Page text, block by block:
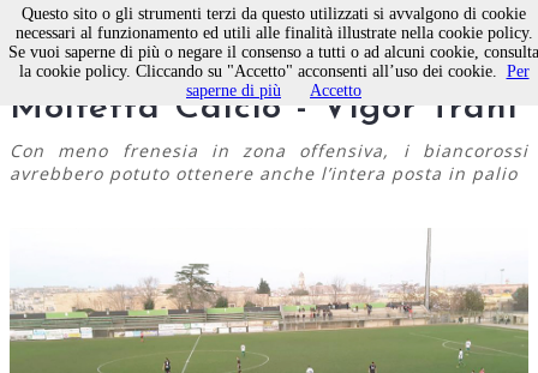
Termina 0-0 il derby
Molfetta Calcio - Vigor Trani
Con meno frenesia in zona offensiva, i biancorossi
avrebbero potuto ottenere anche l’intera posta in palio
Questo sito o gli strumenti terzi da questo utilizzati si avvalgono di cookie
necessari al funzionamento ed utili alle finalità illustrate nella cookie policy.
Se vuoi saperne di più o negare il consenso a tutti o ad alcuni cookie, consulta
la cookie policy. Cliccando su "Accetto" acconsenti all’uso dei cookie. Per
saperne di più
Accetto